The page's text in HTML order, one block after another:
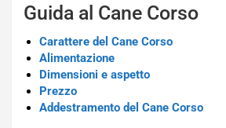
Guida al Cane Corso
Carattere del Cane Corso
Alimentazione
Dimensioni e aspetto
Prezzo
Addestramento del Cane Corso